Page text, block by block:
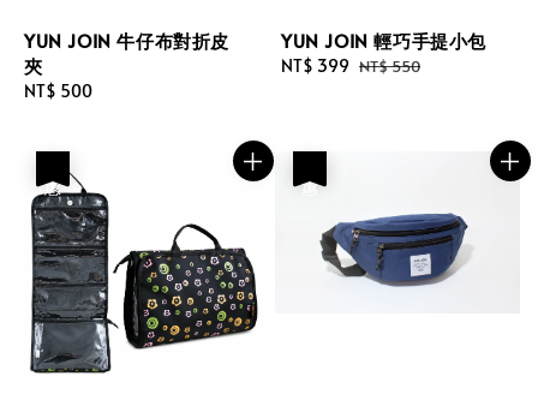
YUN JOIN 牛仔布對折皮
夾
Regular
NT$ 500
YUN JOIN 輕巧手提小包
Sale
NT$ 399 Regular
NT$ 550